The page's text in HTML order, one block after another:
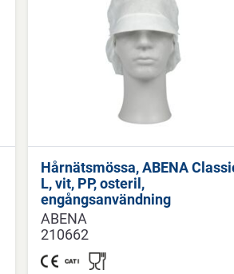
Hårnätsmössa, ABENA
L, vit, PP, osteril,
engångsanvändning
ABENA
210662